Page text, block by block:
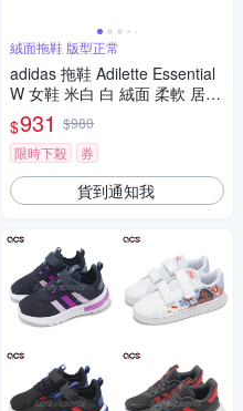
絨面拖鞋 版型正常
adidas 拖鞋 Adilette Essential
W 女鞋 米白 白 絨面 柔軟 居家
休閒 愛迪達 IF3575
$931 $980
限時下殺
券
貨到通知我